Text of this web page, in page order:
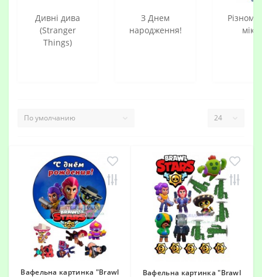
Дивні дива
(Stranger
Things)
З Днем
народження!
Вафельна картинка "Brawl
Вафельна картинка "Brawl